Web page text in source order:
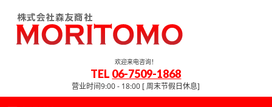
欢迎来电咨询！
TEL 06-7509-1868
营业时间9:00 - 18:00 [ 周末节假日休息]